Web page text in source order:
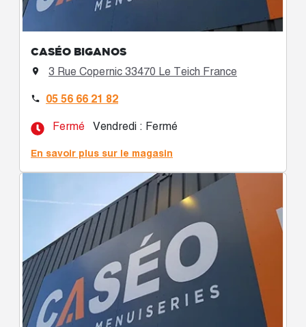
CASÉO BIGANOS
 3 Rue Copernic 33470 Le Teich France
 05 56 66 21 82
Fermé Vendredi : Fermé
En savoir plus sur le magasin